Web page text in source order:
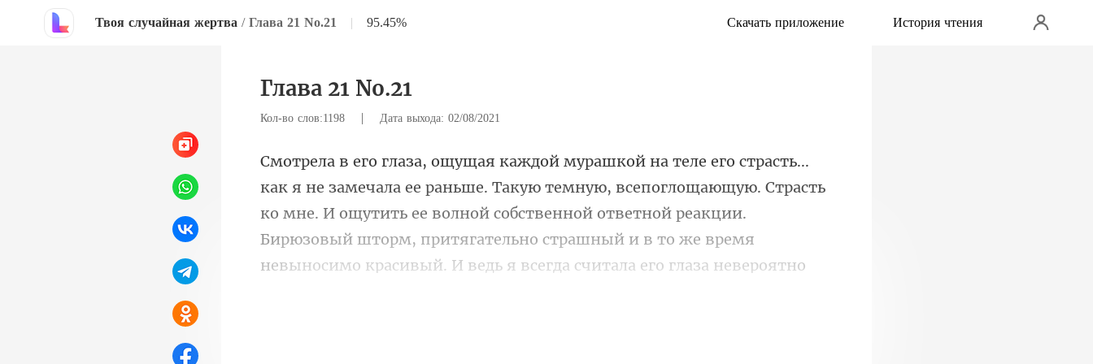
Твоя случайная жертва / Глава 21 No.21 | 95.45% Скачать приложение История чтения
Глава 21 No.21
Кол-во слов:1198 | Дата выхода: 02/08/2021
лощающую. Страсть
ко мне. И ощутить ее волной собственной ответной реакции.
Бирюзовый шторм, притягательно страшный и